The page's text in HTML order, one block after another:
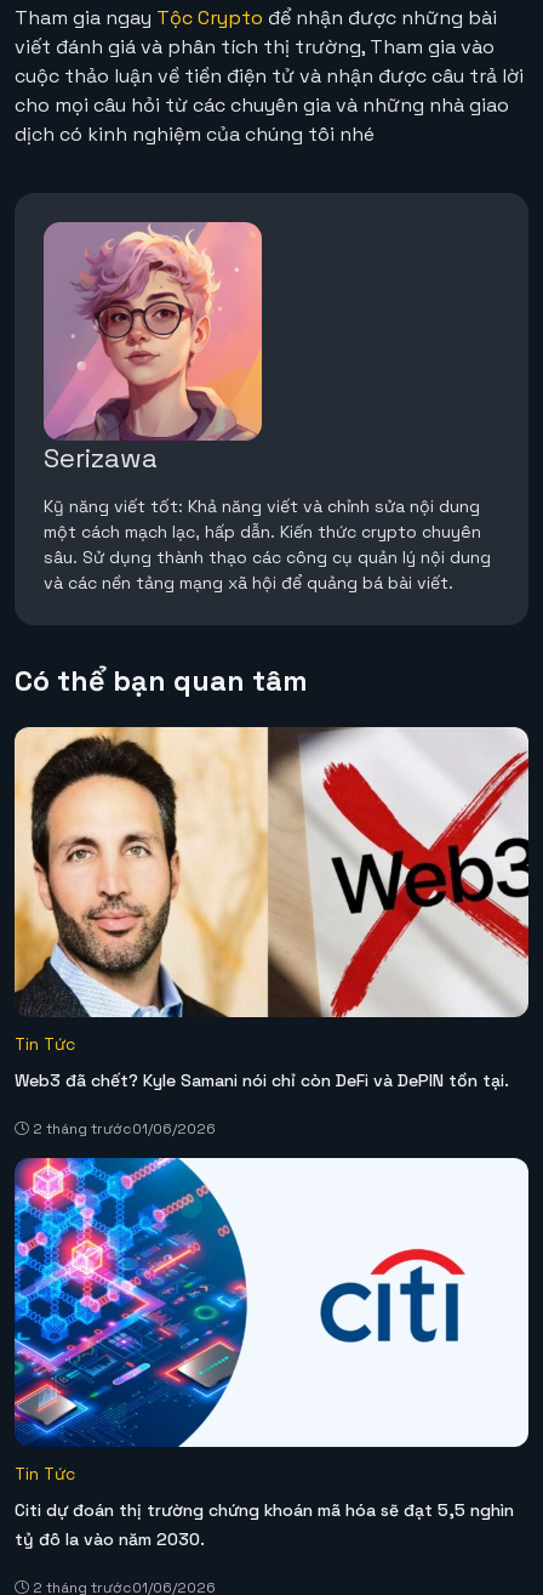
Tham gia ngay Tộc Crypto để nhận được những bài
viết đánh giá và phân tích thị trường, Tham gia vào
cuộc thảo luận về tiền điện tử và nhận được câu trả lời
cho mọi câu hỏi từ các chuyên gia và những nhà giao
dịch có kinh nghiệm của chúng tôi nhé
Serizawa
Kỹ năng viết tốt: Khả năng viết và chỉnh sửa nội dung
một cách mạch lạc, hấp dẫn. Kiến thức crypto chuyên
sâu. Sử dụng thành thạo các công cụ quản lý nội dung
và các nền tảng mạng xã hội để quảng bá bài viết.
Có thể bạn quan tâm
Tin Tức
Web3 đã chết? Kyle Samani nói chỉ còn DeFi và DePIN tồn tại.
2 tháng trước01/06/2026
Tin Tức
Citi dự đoán thị trường chứng khoán mã hóa sẽ đạt 5,5 nghìn
tỷ đô la vào năm 2030.
2 tháng trước01/06/2026